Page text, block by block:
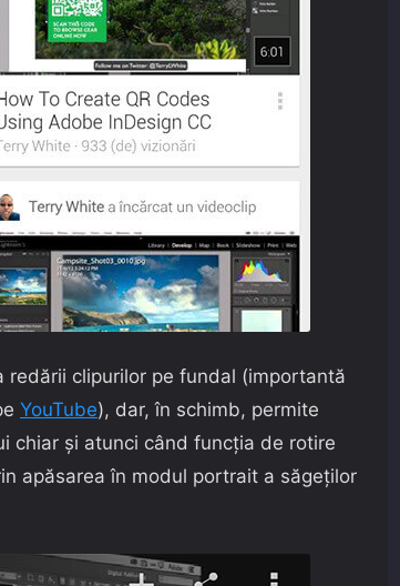
clipurilor pe fundal (importantă
YouTube), dar, în schimb, permite
chiar și atunci când funcția de rotire
apăsarea în modul portrait a săgeților